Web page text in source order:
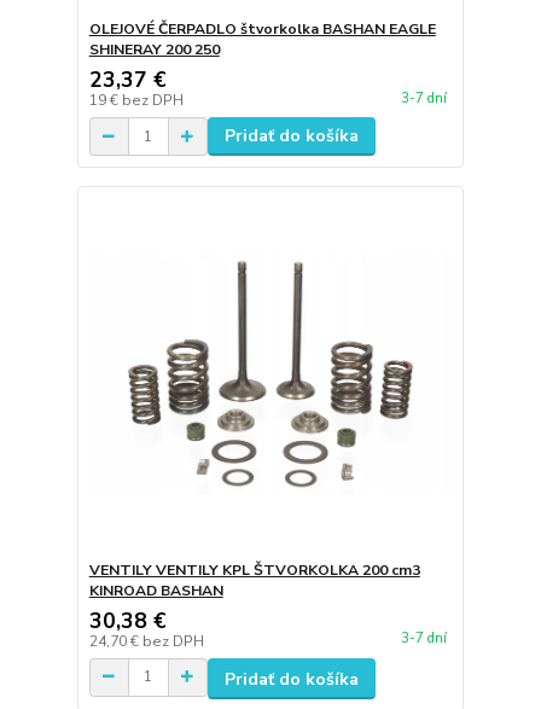
OLEJOVÉ ČERPADLO štvorkolka BASHAN EAGLE
SHINERAY 200 250
23,37 €
19 € bez DPH 3-7 dní
Pridať do košíka
VENTILY VENTILY KPL ŠTVORKOLKA 200 cm3
KINROAD BASHAN
30,38 €
24,70 € bez DPH 3-7 dní
Pridať do košíka